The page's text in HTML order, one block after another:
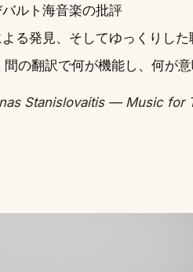
ルト海音楽の批評
る発見、そしてゆっくりした
の翻訳で何が機能し、何が
Stanislovaitis — Music for